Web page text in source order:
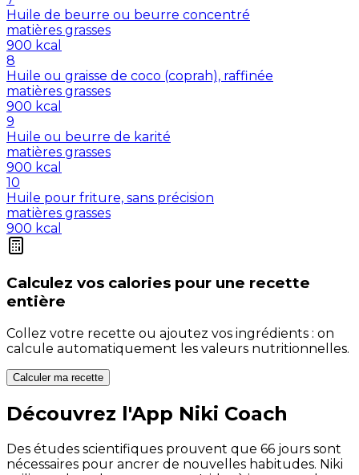
Huile de beurre ou beurre concentré
matières grasses
900 kcal
8
Huile ou graisse de coco (coprah), raffinée
matières grasses
900 kcal
9
Huile ou beurre de karité
matières grasses
900 kcal
10
Huile pour friture, sans précision
matières grasses
900 kcal
Calculez vos calories pour une recette
entière
Collez votre recette ou ajoutez vos ingrédients : on
calcule automatiquement les valeurs nutritionnelles.
Calculer ma recette
Découvrez l'App Niki Coach
Des études scientifiques prouvent que 66 jours sont
nécessaires pour ancrer de nouvelles habitudes. Niki